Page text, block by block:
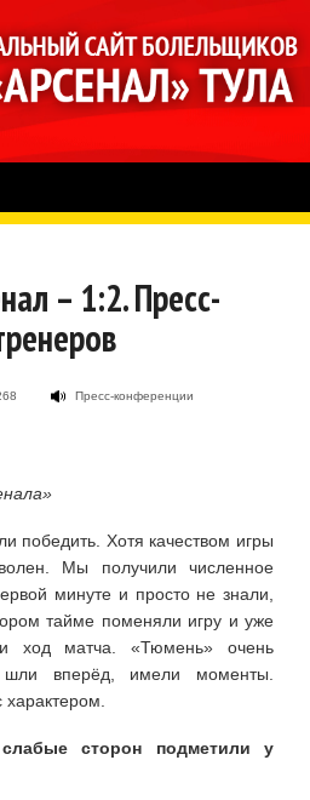
– 1:2. Пресс-
Пресс-конференции
победить. Хотя качеством игры
Мы получили численное
минуте и просто не знали,
тайме поменяли игру и уже
ход матча. «Тюмень» очень
шли вперёд, имели моменты.
сторон подметили у